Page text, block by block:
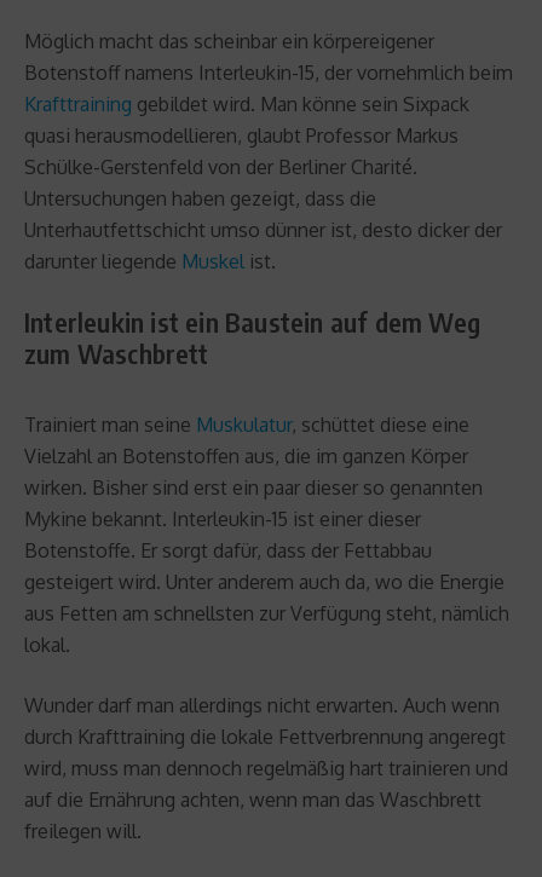
Möglich macht das scheinbar ein körpereigener
Botenstoff namens Interleukin-15, der vornehmlich beim
Krafttraining gebildet wird. Man könne sein Sixpack
quasi herausmodellieren, glaubt Professor Markus
Schülke-Gerstenfeld von der Berliner Charité.
Untersuchungen haben gezeigt, dass die
Unterhautfettschicht umso dünner ist, desto dicker der
darunter liegende Muskel ist.
Interleukin ist ein Baustein auf dem Weg
zum Waschbrett
Trainiert man seine Muskulatur, schüttet diese eine
Vielzahl an Botenstoffen aus, die im ganzen Körper
wirken. Bisher sind erst ein paar dieser so genannten
Mykine bekannt. Interleukin-15 ist einer dieser
Botenstoffe. Er sorgt dafür, dass der Fettabbau
gesteigert wird. Unter anderem auch da, wo die Energie
aus Fetten am schnellsten zur Verfügung steht, nämlich
lokal.
Wunder darf man allerdings nicht erwarten. Auch wenn
durch Krafttraining die lokale Fettverbrennung angeregt
wird, muss man dennoch regelmäßig hart trainieren und
auf die Ernährung achten, wenn man das Waschbrett
freilegen will.